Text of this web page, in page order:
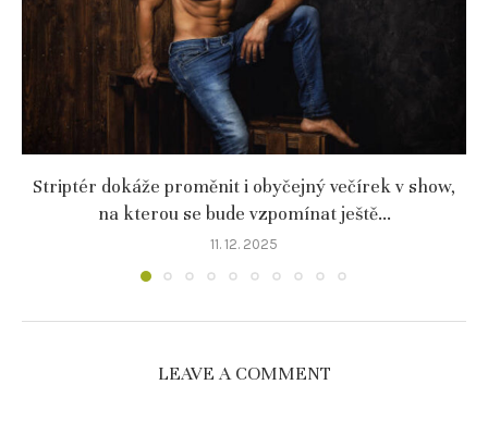
Striptér dokáže proměnit i obyčejný večírek v show,
na kterou se bude vzpomínat ještě...
11. 12. 2025
LEAVE A COMMENT